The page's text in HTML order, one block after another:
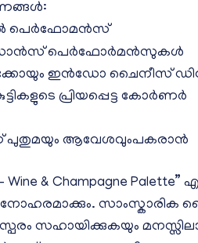
പെർഫോമൻസ്
ഡാൻസ് പെർഫോർമൻസുകൾ
ഇൻഡോ ചൈനീസ്
പ്രിയപ്പെട്ട കോർണർ
പുതുമയും ആവേശവുംപകരാൻ
Wine & Champagne Palette”
സാംസ്കാരിക
സഹായിക്കുകയും